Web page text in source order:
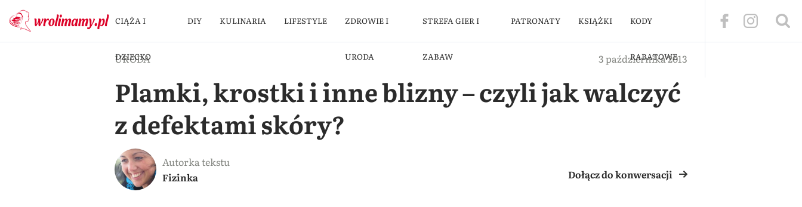
CIĄŻA I
DZIECKO
DIY KULINARIA LIFESTYLE ZDROWIE I
URODA
STREFA GIER I
ZABAW
PATRONATY KSIĄŻKI KODY
RABATOWE
URODA 3 października 2013
Plamki, krostki i inne blizny – czyli jak walczyć
z defektami skóry?
Autorka tekstu
Fizinka
Dołącz do konwersacji